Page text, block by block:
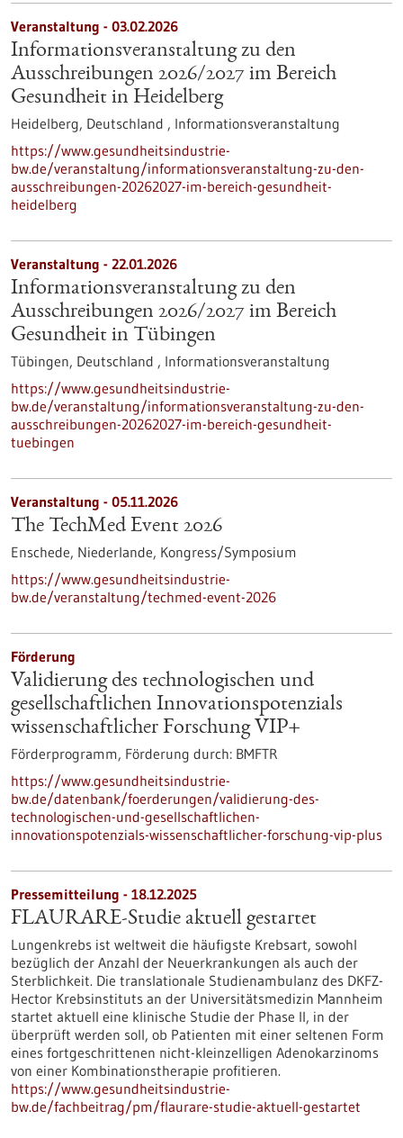
Veranstaltung - 03.02.2026
Informationsveranstaltung zu den
Ausschreibungen 2026/2027 im Bereich
Gesundheit in Heidelberg
Heidelberg, Deutschland , Informationsveranstaltung
https://www.gesundheitsindustrie-
bw.de/veranstaltung/informationsveranstaltung-zu-den-
ausschreibungen-20262027-im-bereich-gesundheit-
heidelberg
Veranstaltung - 22.01.2026
Informationsveranstaltung zu den
Ausschreibungen 2026/2027 im Bereich
Gesundheit in Tübingen
Tübingen, Deutschland , Informationsveranstaltung
https://www.gesundheitsindustrie-
bw.de/veranstaltung/informationsveranstaltung-zu-den-
ausschreibungen-20262027-im-bereich-gesundheit-
tuebingen
Veranstaltung - 05.11.2026
The TechMed Event 2026
Enschede, Niederlande, Kongress/Symposium
https://www.gesundheitsindustrie-
bw.de/veranstaltung/techmed-event-2026
Förderung
Validierung des technologischen und
gesellschaftlichen Innovationspotenzials
wissenschaftlicher Forschung VIP+
Förderprogramm, Förderung durch: BMFTR
https://www.gesundheitsindustrie-
bw.de/datenbank/foerderungen/validierung-des-
technologischen-und-gesellschaftlichen-
innovationspotenzials-wissenschaftlicher-forschung-vip-plus
Pressemitteilung - 18.12.2025
FLAURARE-Studie aktuell gestartet
Lungenkrebs ist weltweit die häufigste Krebsart, sowohl
bezüglich der Anzahl der Neuerkrankungen als auch der
Sterblichkeit. Die translationale Studienambulanz des DKFZ-
Hector Krebsinstituts an der Universitätsmedizin Mannheim
startet aktuell eine klinische Studie der Phase II, in der
überprüft werden soll, ob Patienten mit einer seltenen Form
eines fortgeschrittenen nicht-kleinzelligen Adenokarzinoms
von einer Kombinationstherapie profitieren.
https://www.gesundheitsindustrie-
bw.de/fachbeitrag/pm/flaurare-studie-aktuell-gestartet